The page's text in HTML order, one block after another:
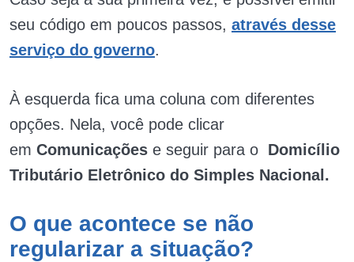
seu código em poucos passos, através desse
serviço do governo.
À esquerda fica uma coluna com diferentes
opções. Nela, você pode clicar
em Comunicações e seguir para o Domicílio
Tributário Eletrônico do Simples Nacional.
O que acontece se não
regularizar a situação?